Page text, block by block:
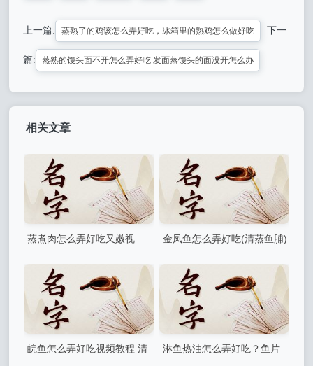
上一篇: 蒸熟了的鸡该怎么弄好吃，冰箱里的熟鸡怎么做好吃 下一
篇: 蒸熟的馒头面不开怎么弄好吃 发面蒸馒头的面没开怎么办
相关文章
蒸煮肉怎么弄好吃又嫩视
金凤鱼怎么弄好吃(清蒸鱼脯)
皖鱼怎么弄好吃视频教程 清
淋鱼热油怎么弄好吃？鱼片